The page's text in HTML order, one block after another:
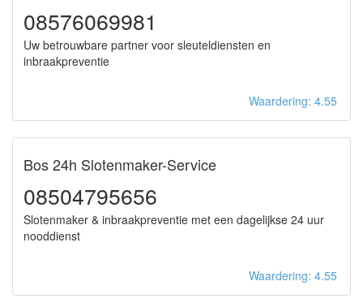
08576069981
Uw betrouwbare partner voor sleuteldiensten en
inbraakpreventie
Waardering: 4.55
Bos 24h Slotenmaker-Service
08504795656
Slotenmaker & inbraakpreventie met een dagelijkse 24 uur
nooddienst
Waardering: 4.55